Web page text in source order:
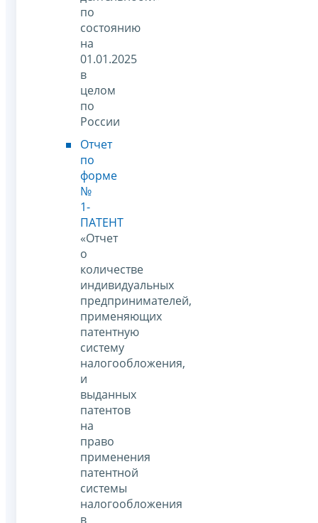
по
состоянию
на
01.01.2025
в
целом
по
России
Отчет
по
форме
№
1-
ПАТЕНТ
«Отчет
о
количестве
индивидуальных
предпринимателей,
применяющих
патентную
систему
налогообложения,
и
выданных
патентов
на
право
применения
патентной
системы
налогообложения
в